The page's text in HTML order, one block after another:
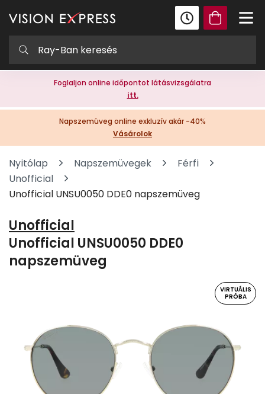
Foglaljon online időpontot látásvizsgálatra
itt.
Napszemüveg online exkluzív akár -40%
Vásárolok
Nyitólap Napszemüvegek
Férfi
Unofficial
Unofficial UNSU0050 DDE0 napszemüveg
Unofficial
Unofficial UNSU0050 DDE0
napszemüveg
VIRTUÁLIS
PRÓBA